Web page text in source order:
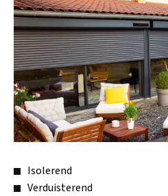
Isolerend
Verduisterend